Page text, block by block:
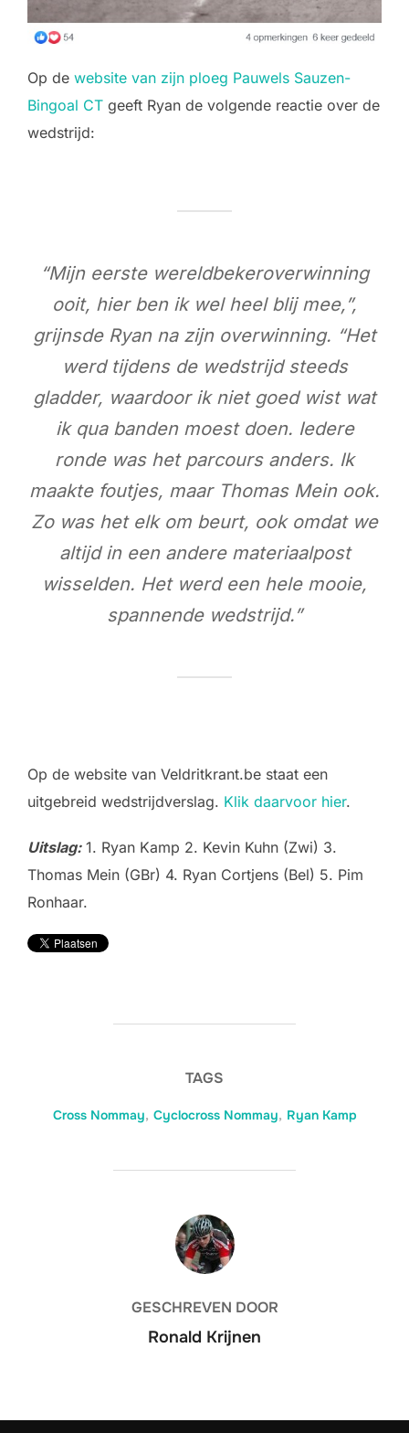
Op de website van zijn ploeg Pauwels Sauzen-
Bingoal CT geeft Ryan de volgende reactie over de
wedstrijd:
“Mijn eerste wereldbekeroverwinning
ooit, hier ben ik wel heel blij mee,”,
grijnsde Ryan na zijn overwinning. “Het
werd tijdens de wedstrijd steeds
gladder, waardoor ik niet goed wist wat
ik qua banden moest doen. Iedere
ronde was het parcours anders. Ik
maakte foutjes, maar Thomas Mein ook.
Zo was het elk om beurt, ook omdat we
altijd in een andere materiaalpost
wisselden. Het werd een hele mooie,
spannende wedstrijd.”
Op de website van Veldritkrant.be staat een
uitgebreid wedstrijdverslag. Klik daarvoor hier.
Uitslag:1. Ryan Kamp 2. Kevin Kuhn (Zwi) 3.
Thomas Mein (GBr) 4. Ryan Cortjens (Bel) 5. Pim
Ronhaar.
TAGS
Cross Nommay, Cyclocross Nommay, Ryan Kamp
BERICHTAUTEUR
GESCHREVEN DOOR
Ronald Krijnen